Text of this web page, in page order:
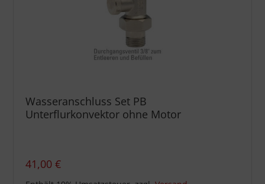
Wasseranschluss Set PB
Unterflurkonvektor ohne Motor
41,00€